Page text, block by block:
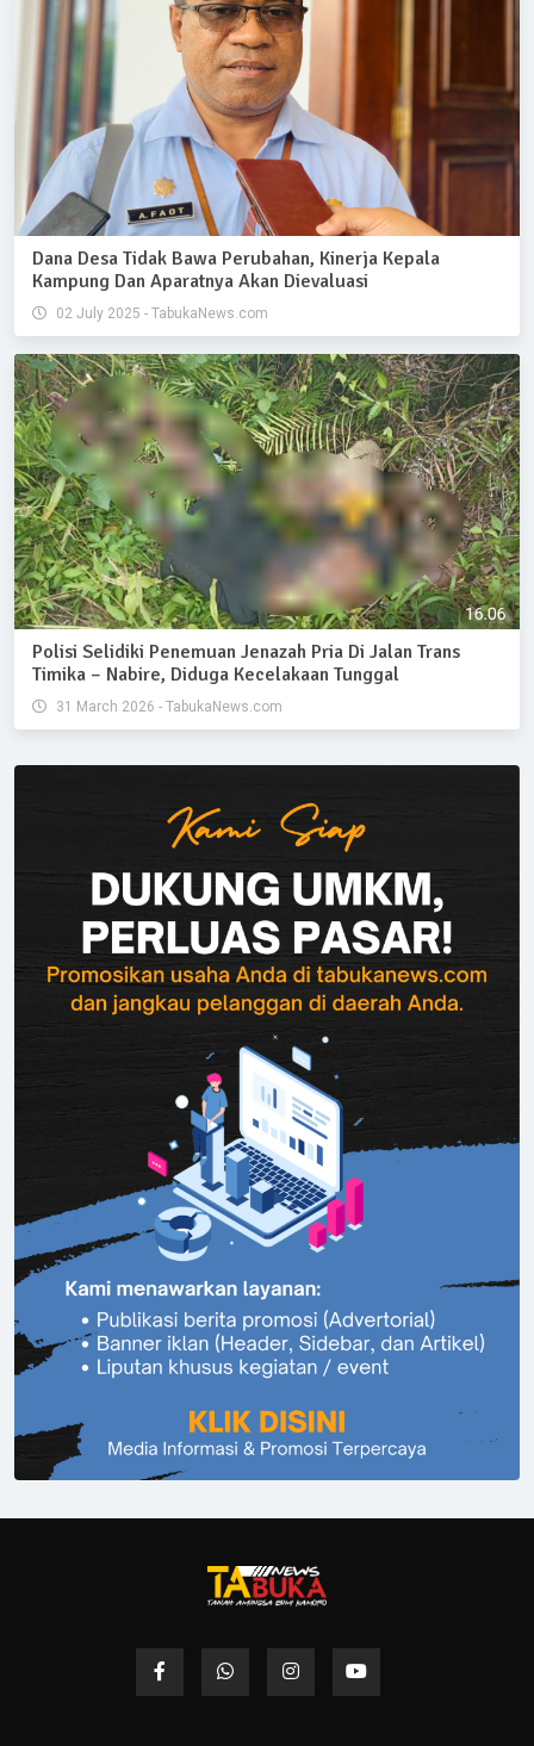
Dana Desa Tidak Bawa Perubahan, Kinerja Kepala
Kampung Dan Aparatnya Akan Dievaluasi
02 July 2025 - TabukaNews.com
Polisi Selidiki Penemuan Jenazah Pria Di Jalan Trans
Timika – Nabire, Diduga Kecelakaan Tunggal
31 March 2026 - TabukaNews.com